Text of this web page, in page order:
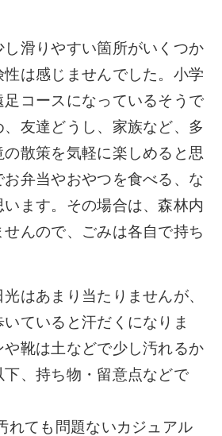
滑りやすい箇所がいくつか
は感じませんでした。小学
コースになっているそうで
友達どうし、家族など、多
の散策を気軽に楽しめると思
弁当やおやつを食べる、な
います。その場合は、森林内
んので、ごみは各自で持ち
はあまり当たりませんが、
ていると汗だくになりま
靴は土などで少し汚れるか
下、持ち物・留意点などで
れても問題ないカジュアル